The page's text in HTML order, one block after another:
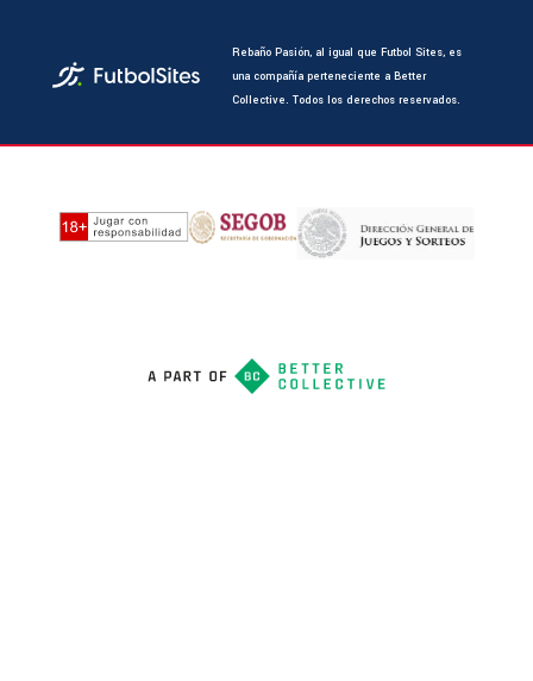
Rebaño Pasión, al igual que Futbol Sites, es
una compañía perteneciente a Better
Collective. Todos los derechos reservados.